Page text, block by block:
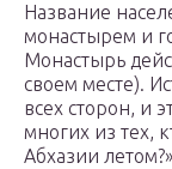
Название
монастырем и
Монастырь
своем месте).
всех сторон, и
многих из тех,
Абхазии